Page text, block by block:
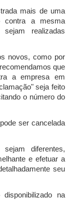
mais de uma
contra a mesma
realizadas
novos, como por
que
a empresa em
seja feito
o número do
ser cancelada
diferentes,
e efetuar a
seu
na